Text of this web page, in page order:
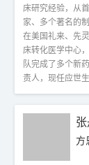
床研究经验，从
家、多个著名的
在美国礼来、先
床转化医学中心
队完成了多个新
责人，现任应世
方